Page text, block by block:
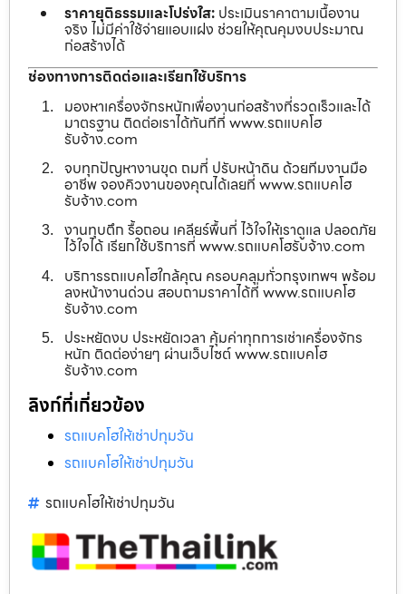
ราคายุติธรรมและโปร่งใส: ประเมินราคาตามเนื้องาน
จริง ไม่มีค่าใช้จ่ายแอบแฝง ช่วยให้คุณคุมงบประมาณ
ก่อสร้างได้
ช่องทางการติดต่อและเรียกใช้บริการ
มองหาเครื่องจักรหนักเพื่องานก่อสร้างที่รวดเร็วและได้
มาตรฐาน ติดต่อเราได้ทันทีที่ www.รถแบคโฮ
รับจ้าง.com
จบทุกปัญหางานขุด ถมที่ ปรับหน้าดิน ด้วยทีมงานมือ
อาชีพ จองคิวงานของคุณได้เลยที่ www.รถแบคโฮ
รับจ้าง.com
งานทุบตึก รื้อถอน เคลียร์พื้นที่ ไว้ใจให้เราดูแล ปลอดภัย
ไว้ใจได้ เรียกใช้บริการที่ www.รถแบคโฮรับจ้าง.com
บริการรถแบคโฮใกล้คุณ ครอบคลุมทั่วกรุงเทพฯ พร้อม
ลงหน้างานด่วน สอบถามราคาได้ที่ www.รถแบคโฮ
รับจ้าง.com
ประหยัดงบ ประหยัดเวลา คุ้มค่าทุกการเช่าเครื่องจักร
หนัก ติดต่อง่ายๆ ผ่านเว็บไซต์ www.รถแบคโฮ
รับจ้าง.com
ลิงก์ที่เกี่ยวข้อง
รถแบคโฮให้เช่าปทุมวัน
รถแบคโฮให้เช่าปทุมวัน
รถแบคโฮให้เช่าปทุมวัน